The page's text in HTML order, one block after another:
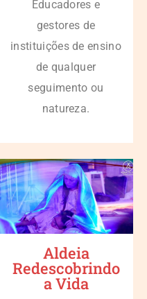
Educadores e
gestores de
instituições de ensino
de qualquer
seguimento ou
natureza.
Aldeia
Redescobrindo
a Vida